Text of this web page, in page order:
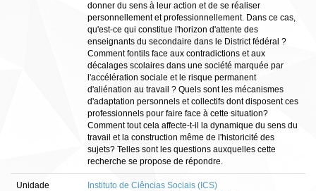
donner du sens à leur action et de se réaliser
personnellement et professionnellement. Dans ce cas,
qu'est-ce qui constitue l'horizon d'attente des
enseignants du secondaire dans le District fédéral ?
Comment fontils face aux contradictions et aux
décalages scolaires dans une société marquée par
l'accélération sociale et le risque permanent
d'aliénation au travail ? Quels sont les mécanismes
d'adaptation personnels et collectifs dont disposent ces
professionnels pour faire face à cette situation?
Comment tout cela affecte-t-il la dynamique du sens du
travail et la construction même de l'historicité des
sujets? Telles sont les questions auxquelles cette
recherche se propose de répondre.
Unidade
Instituto de Ciências Sociais (ICS)